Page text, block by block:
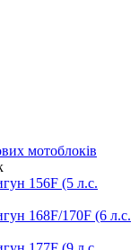
мотоблоків
156F (5 л.с.
168F/170F (6 л.с.